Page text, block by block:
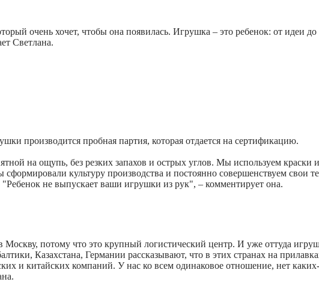
очень хочет, чтобы она появилась. Игрушка – это ребенок: от идеи
Светлана.
производится пробная партия, которая отдается на сертификацию.
на ощупь, без резких запахов и острых углов. Мы используем краски
культуру производства и постоянно совершенствуем свои
не выпускает ваши игрушки из рук", – комментирует она.
потому что это крупный логистический центр. И уже оттуда
Казахстана, Германии рассказывают, что в этих странах на
и китайских компаний. У нас ко всем одинаковое отношение, нет